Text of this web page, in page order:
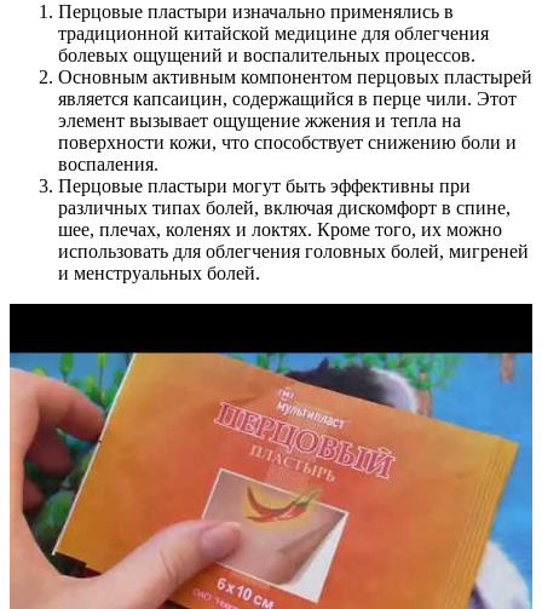
Перцовые пластыри изначально применялись в
традиционной китайской медицине для облегчения
болевых ощущений и воспалительных процессов.
Основным активным компонентом перцовых пластырей
является капсаицин, содержащийся в перце чили. Этот
элемент вызывает ощущение жжения и тепла на
поверхности кожи, что способствует снижению боли и
воспаления.
Перцовые пластыри могут быть эффективны при
различных типах болей, включая дискомфорт в спине,
шее, плечах, коленях и локтях. Кроме того, их можно
использовать для облегчения головных болей, мигреней
и менструальных болей.